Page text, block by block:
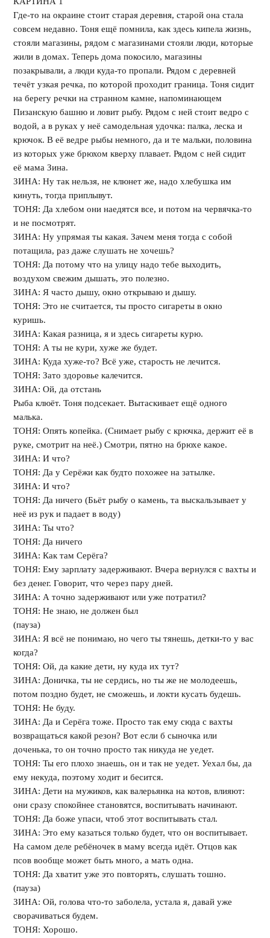
Где-то на окраине стоит старая деревня, старой она стала
совсем недавно. Тоня ещё помнила, как здесь кипела жизнь,
стояли магазины, рядом с магазинами стояли люди, которые
жили в домах. Теперь дома покосило, магазины
позакрывали, а люди куда-то пропали. Рядом с деревней
течёт узкая речка, по которой проходит граница. Тоня сидит
на берегу речки на странном камне, напоминающем
Пизанскую башню и ловит рыбу. Рядом с ней стоит ведро с
водой, а в руках у неё самодельная удочка: палка, леска и
крючок. В её ведре рыбы немного, да и те мальки, половина
из которых уже брюхом кверху плавает. Рядом с ней сидит
её мама Зина.
ЗИНА: Ну так нельзя, не клюнет же, надо хлебушка им
кинуть, тогда приплывут.
ТОНЯ: Да хлебом они наедятся все, и потом на червячка-то
и не посмотрят.
ЗИНА: Ну упрямая ты какая. Зачем меня тогда с собой
потащила, раз даже слушать не хочешь?
ТОНЯ: Да потому что на улицу надо тебе выходить,
воздухом свежим дышать, это полезно.
ЗИНА: Я часто дышу, окно открываю и дышу.
ТОНЯ: Это не считается, ты просто сигареты в окно
куришь.
ЗИНА: Какая разница, я и здесь сигареты курю.
ТОНЯ: А ты не кури, хуже же будет.
ЗИНА: Куда хуже-то? Всё уже, старость не лечится.
ТОНЯ: Зато здоровье калечится.
ЗИНА: Ой, да отстань
Рыба клюёт. Тоня подсекает. Вытаскивает ещё одного
малька.
ТОНЯ: Опять копейка. (Снимает рыбу с крючка, держит её в
руке, смотрит на неё.) Смотри, пятно на брюхе какое.
ЗИНА: И что?
ТОНЯ: Да у Серёжи как будто похожее на затылке.
ЗИНА: И что?
ТОНЯ: Да ничего (Бьёт рыбу о камень, та выскальзывает у
неё из рук и падает в воду)
ЗИНА: Ты что?
ТОНЯ: Да ничего
ЗИНА: Как там Серёга?
ТОНЯ: Ему зарплату задерживают. Вчера вернулся с вахты и
без денег. Говорит, что через пару дней.
ЗИНА: А точно задерживают или уже потратил?
ТОНЯ: Не знаю, не должен был
(пауза)
ЗИНА: Я всё не понимаю, но чего ты тянешь, детки-то у вас
когда?
ТОНЯ: Ой, да какие дети, ну куда их тут?
ЗИНА: Доничка, ты не сердись, но ты же не молодеешь,
потом поздно будет, не сможешь, и локти кусать будешь.
ТОНЯ: Не буду.
ЗИНА: Да и Серёга тоже. Просто так ему сюда с вахты
возвращаться какой резон? Вот если б сыночка или
доченька, то он точно просто так никуда не уедет.
ТОНЯ: Ты его плохо знаешь, он и так не уедет. Уехал бы, да
ему некуда, поэтому ходит и бесится.
ЗИНА: Дети на мужиков, как валерьянка на котов, влияют:
они сразу спокойнее становятся, воспитывать начинают.
ТОНЯ: Да боже упаси, чтоб этот воспитывать стал.
ЗИНА: Это ему казаться только будет, что он воспитывает.
На самом деле ребёночек в маму всегда идёт. Отцов как
псов вообще может быть много, а мать одна.
ТОНЯ: Да хватит уже это повторять, слушать тошно.
(пауза)
ЗИНА: Ой, голова что-то заболела, устала я, давай уже
сворачиваться будем.
ТОНЯ: Хорошо.